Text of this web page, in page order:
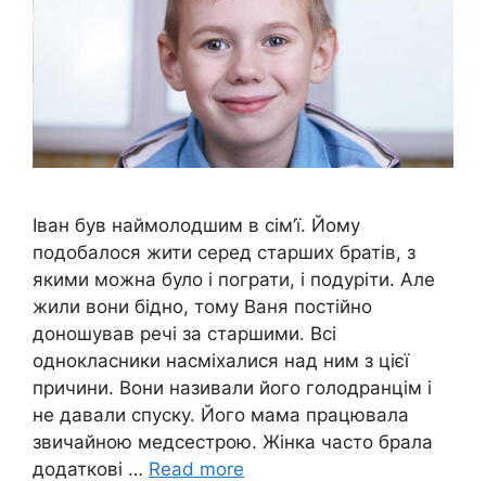
Іван був наймолодшим в сім’ї. Йому
подобалося жити серед старших братів, з
якими можна було і пограти, і подуріти. Але
жили вони бідно, тому Ваня постійно
доношував речі за старшими. Всі
однокласники насміхалися над ним з цієї
причини. Вони називали його голодранцім і
не давали спуску. Його мама працювала
звичайною медсестрою. Жінка часто брала
додаткові … Read more